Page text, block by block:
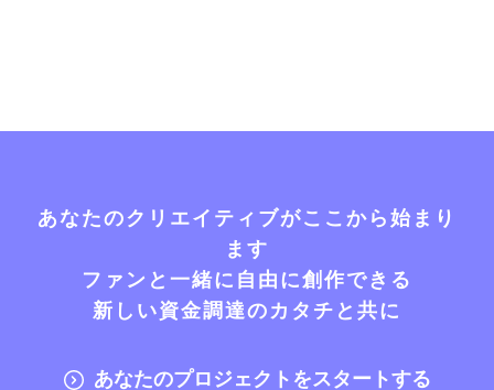
あなたのクリエイティブがここから始まり
ます
ファンと一緒に自由に創作できる
新しい資金調達のカタチと共に
あなたのプロジェクトをスタートする